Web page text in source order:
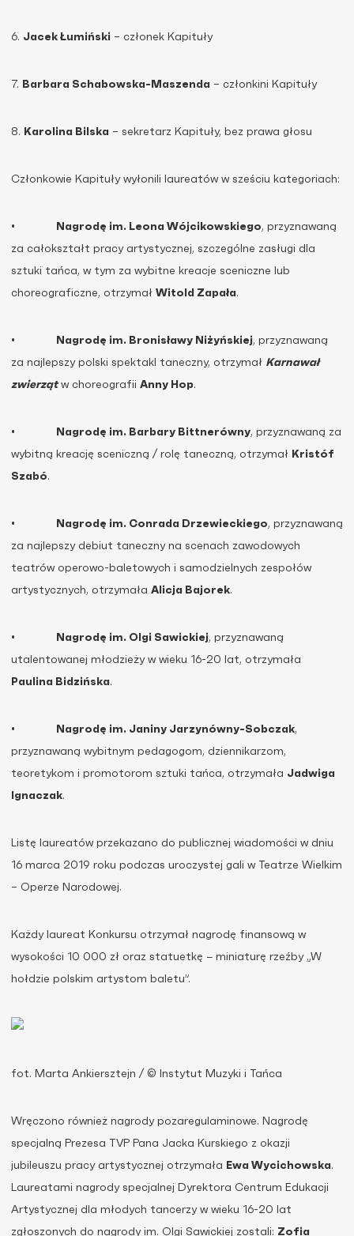
6. Jacek Łumiński – członek Kapituły
7. Barbara Schabowska-Maszenda – członkini Kapituły
8. Karolina Bilska – sekretarz Kapituły, bez prawa głosu
Członkowie Kapituły wyłonili laureatów w sześciu kategoriach:
• Nagrodę im. Leona Wójcikowskiego, przyznawaną
za całokształt pracy artystycznej, szczególne zasługi dla
sztuki tańca, w tym za wybitne kreacje sceniczne lub
choreograficzne, otrzymał Witold Zapała.
• Nagrodę im. Bronisławy Niżyńskiej, przyznawaną
za najlepszy polski spektakl taneczny, otrzymał Karnawał
zwierzątw choreografii Anny Hop.
• Nagrodę im. Barbary Bittnerówny, przyznawaną za
wybitną kreację sceniczną / rolę taneczną, otrzymał Kristóf
Szabó.
• Nagrodę im. Conrada Drzewieckiego, przyznawaną
za najlepszy debiut taneczny na scenach zawodowych
teatrów operowo-baletowych i samodzielnych zespołów
artystycznych, otrzymała Alicja Bajorek.
• Nagrodę im. Olgi Sawickiej, przyznawaną
utalentowanej młodzieży w wieku 16-20 lat, otrzymała
Paulina Bidzińska.
• Nagrodę im. Janiny Jarzynówny-Sobczak,
przyznawaną wybitnym pedagogom, dziennikarzom,
teoretykom i promotorom sztuki tańca, otrzymała Jadwiga
Ignaczak.
Listę laureatów przekazano do publicznej wiadomości w dniu
16 marca 2019 roku podczas uroczystej gali w Teatrze Wielkim
– Operze Narodowej.
Każdy laureat Konkursu otrzymał nagrodę finansową w
wysokości 10 000 zł oraz statuetkę − miniaturę rzeźby „W
hołdzie polskim artystom baletu”.
fot. Marta Ankiersztejn / © Instytut Muzyki i Tańca
Wręczono również nagrody pozaregulaminowe. Nagrodę
specjalną Prezesa TVP Pana Jacka Kurskiego z okazji
jubileuszu pracy artystycznej otrzymała Ewa Wycichowska.
Laureatami nagrody specjalnej Dyrektora Centrum Edukacji
Artystycznej dla młodych tancerzy w wieku 16-20 lat
zgłoszonych do nagrody im. Olgi Sawickiej zostali: Zofia